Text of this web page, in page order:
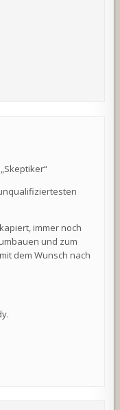
immer noch
und zum
dem Wunsch nach